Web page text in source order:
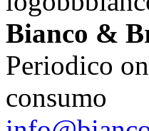
Bianco &
Periodico
consumo